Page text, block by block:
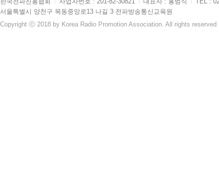
서울특별시 양천구 목동중앙로13 나길 3 전파방송통신교육원
Copyright ⓒ 2018 by Korea Radio Promotion Association. All rights reserved